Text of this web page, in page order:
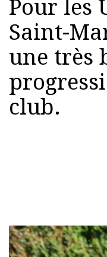
Pour les
Saint-
une très
club.